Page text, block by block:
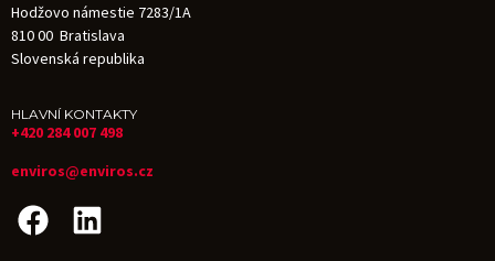
Hodžovo námestie 7283/1A
810 00 Bratislava
Slovenská republika
HLAVNÍ KONTAKTY
+420 284 007 498
enviros@enviros.cz